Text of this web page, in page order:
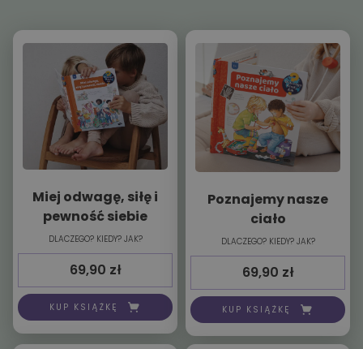
Miej odwagę, siłę i
pewność siebie
DLACZEGO? KIEDY? JAK?
69,90 zł
KUP KSIĄŻKĘ
Poznajemy nasze
ciało
DLACZEGO? KIEDY? JAK?
69,90 zł
KUP KSIĄŻKĘ